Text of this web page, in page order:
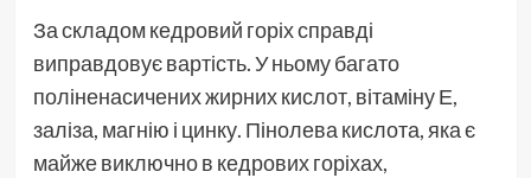
За складом кедровий горіх справді
виправдовує вартість. У ньому багато
поліненасичених жирних кислот, вітаміну Е,
заліза, магнію і цинку. Пінолева кислота, яка є
майже виключно в кедрових горіхах,